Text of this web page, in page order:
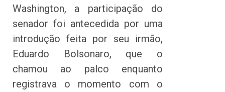
Washington, a participação do
senador foi antecedida por uma
introdução feita por seu irmão,
Eduardo Bolsonaro, que o
chamou ao palco enquanto
registrava o momento com o